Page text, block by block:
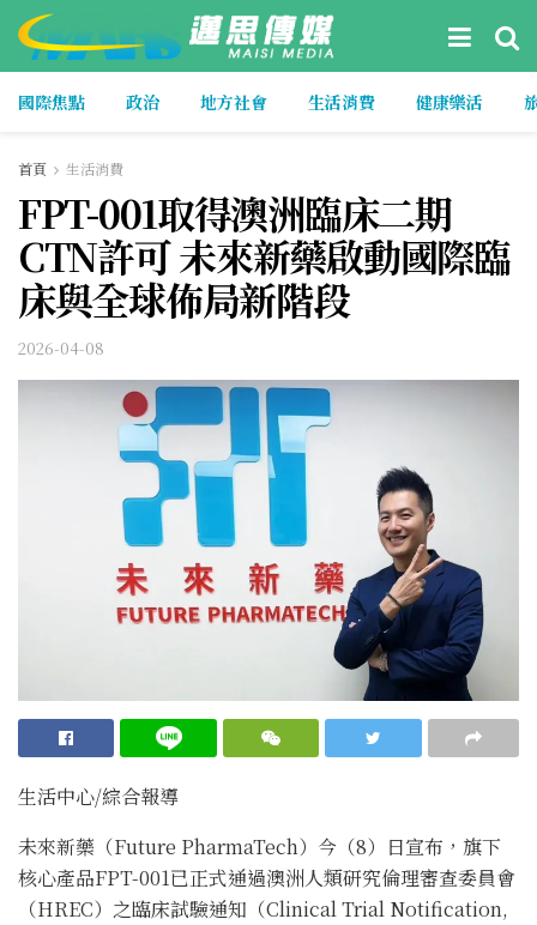
國際焦點 政治 地方社會 生活消費 健康樂活
首頁 生活消費
FPT-001取得澳洲臨床二期
CTN許可 未來新藥啟動國際臨
床與全球佈局新階段
2026-04-08
生活中心/綜合報導
未來新藥（Future PharmaTech）今（8）日宣布，旗下
核心產品FPT-001已正式通過澳洲人類研究倫理審查委員會
（HREC）之臨床試驗通知（Clinical Trial Notification,